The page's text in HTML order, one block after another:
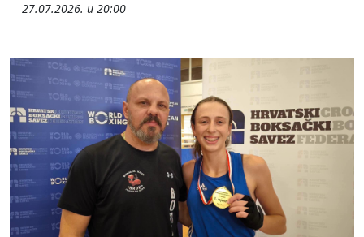
27.07.2026. u 20:00